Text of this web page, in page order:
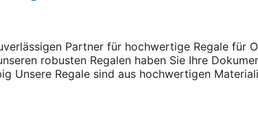
Partner für hochwertige Regale für
robusten Regalen haben Sie Ihre
Unsere Regale sind aus hochwertigen